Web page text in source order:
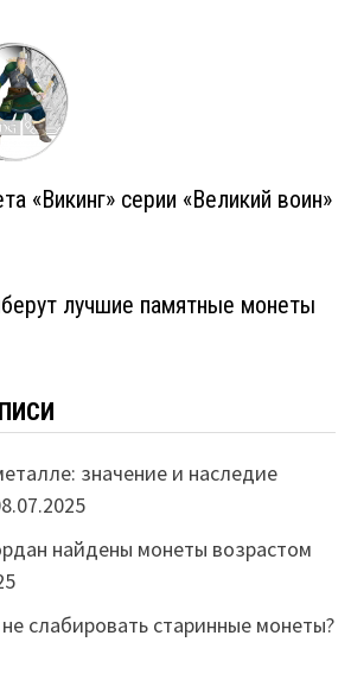
«Викинг» серии «Великий воин»
лучшие памятные монеты
значение и наследие
найдены монеты возрастом
слабировать старинные монеты?